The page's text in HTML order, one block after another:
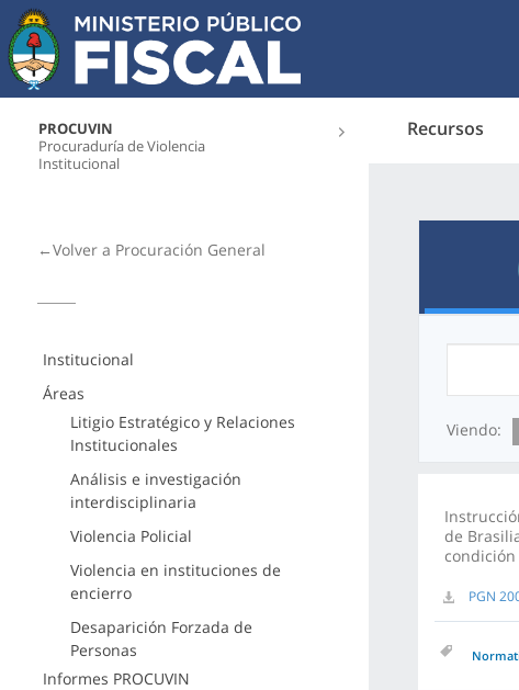
PROCUVIN
Procuraduría de Violencia
Institucional
Recursos
←Volver a Procuración General
Institucional
Áreas
Litigio Estratégico y Relaciones
Institucionales
Análisis e investigación
interdisciplinaria
Violencia Policial
Violencia en instituciones de
encierro
Desaparición Forzada de
Personas
Informes PROCUVIN
Viendo:
de
condición
PGN